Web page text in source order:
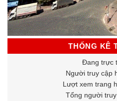
THỐNG KÊ
Đang trực
Người truy cập
Lượt xem trang
Tổng người